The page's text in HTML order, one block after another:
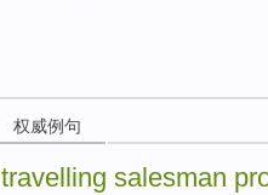
权威例句
travelling salesman